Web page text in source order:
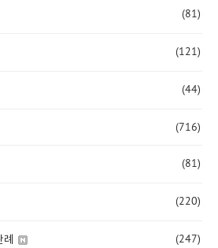
(81)
(121)
(44)
(716)
(81)
(220)
(247)